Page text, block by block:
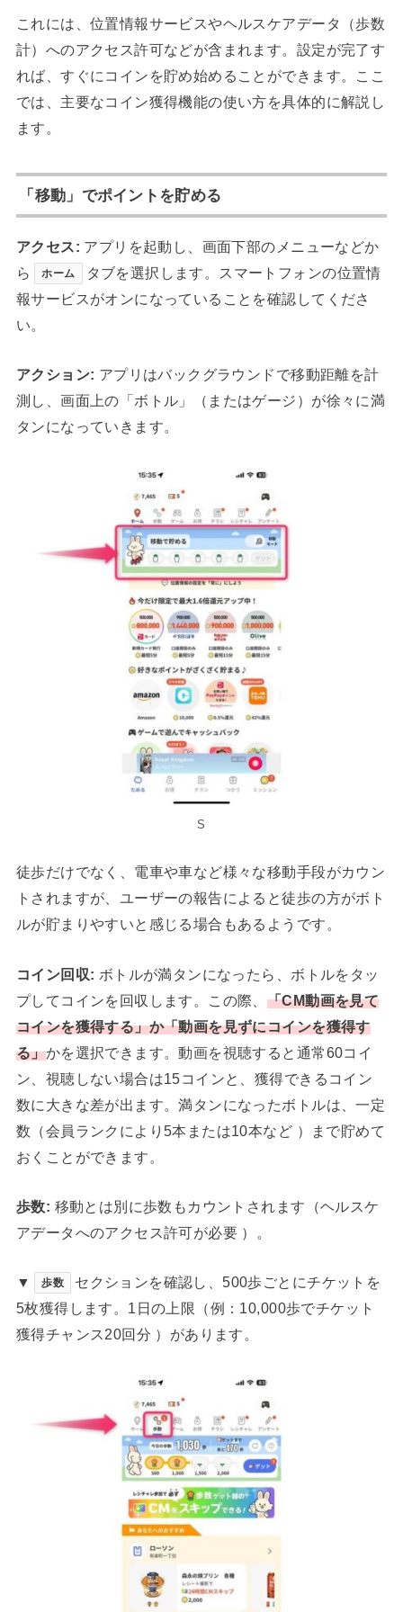
これには、位置情報サービスやヘルスケアデータ（歩数
計）へのアクセス許可などが含まれます。設定が完了す
れば、すぐにコインを貯め始めることができます。ここ
では、主要なコイン獲得機能の使い方を具体的に解説し
ます。
「移動」でポイントを貯める
アクセス: アプリを起動し、画面下部のメニューなどか
ら
ホーム
タブを選択します。スマートフォンの位置情
報サービスがオンになっていることを確認してくださ
い。
アクション: アプリはバックグラウンドで移動距離を計
測し、画面上の「ボトル」（またはゲージ）が徐々に満
タンになっていきます。
S
徒歩だけでなく、電車や車など様々な移動手段がカウン
トされますが、ユーザーの報告によると徒歩の方がボト
ルが貯まりやすいと感じる場合もあるようです。
コイン回収: ボトルが満タンになったら、ボトルをタッ
プしてコインを回収します。この際、 「CM動画を見て
コインを獲得する」か「動画を見ずにコインを獲得す
る」かを選択できます。動画を視聴すると通常60コイ
ン、視聴しない場合は15コインと、獲得できるコイン
数に大きな差が出ます。満タンになったボトルは、一定
数（会員ランクにより5本または10本など ）まで貯めて
おくことができます。
歩数: 移動とは別に歩数もカウントされます（ヘルスケ
アデータへのアクセス許可が必要 ）。
▼ 歩数
セクションを確認し、500歩ごとにチケットを
5枚獲得します。1日の上限（例：10,000歩でチケット
獲得チャンス20回分 ）があります。